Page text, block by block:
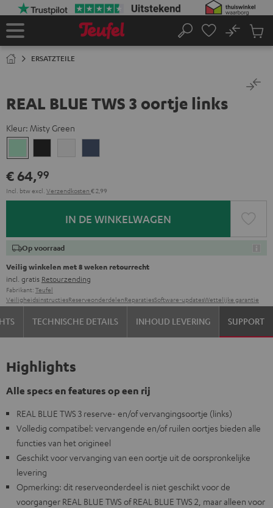
Home
Zoeken
No
ERSATZTEILE
REAL BLUE TWS 3 oortje links
Kleur: Misty Green
Green
White
€ 64,99
Incl. btwexcl. Verzendkosten € 2,99
IN DE WINKELWAGEN
Op voorraad
Veilig winkelen met 8 weken retourrecht
incl. gratis Retourzending
Fabrikant: Teufel
VeiligheidsinstructiesReserveonderdelenReparatiesSoftware-updatesWettelijke garantie
TECHNISCHE DETAILS INHOUD LEVERING SUPPORT
Highlights
Alle specs en features op een rij
REAL BLUE TWS 3 reserve- en/of vervangingsoortje (links)
Volledig compatibel: vervangende en/of ruilen oortjes bieden alle
functies van het origineel
Geschikt voor vervanging van een oortje uit de oorspronkelijke
levering
Opmerking: dit reserveonderdeel is niet geschikt voor de
voorganger REAL BLUE TWS of REAL BLUE TWS 2, maar alleen voor